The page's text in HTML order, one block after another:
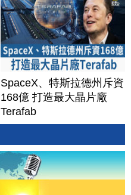
SpaceX、特斯拉德州斥資
168億 打造最大晶片廠
Terafab